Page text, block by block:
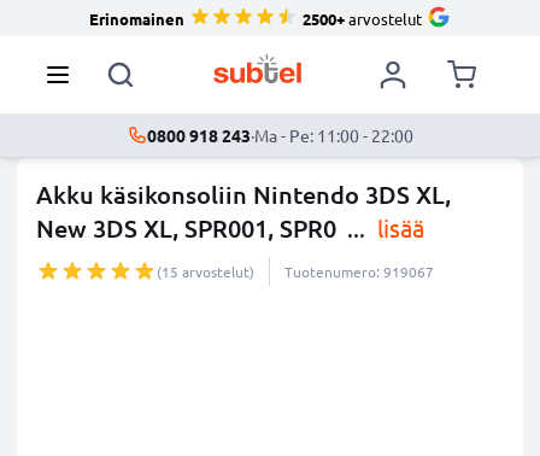
Erinomainen 2500+arvostelut
0800 918 243·Ma - Pe: 11:00 - 22:00
Akku käsikonsoliin Nintendo 3DS XL,
New 3DS XL, SPR001, SPR0 ... lisää
(15 arvostelut) Tuotenumero: 919067